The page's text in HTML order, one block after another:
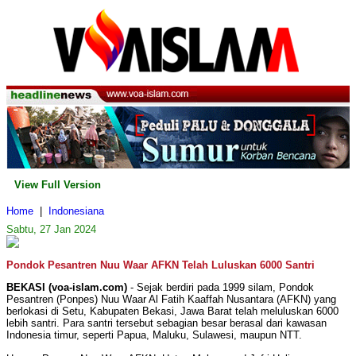
View Full Version
Home
Indonesiana
Sabtu, 27 Jan 2024
Pondok Pesantren Nuu Waar AFKN Telah Luluskan 6000 Santri
BEKASI (voa-islam.com) - Sejak berdiri pada 1999 silam, Pondok
Pesantren (Ponpes) Nuu Waar Al Fatih Kaaffah Nusantara (AFKN) yang
berlokasi di Setu, Kabupaten Bekasi, Jawa Barat telah meluluskan 6000
lebih santri. Para santri tersebut sebagian besar berasal dari kawasan
Indonesia timur, seperti Papua, Maluku, Sulawesi, maupun NTT.